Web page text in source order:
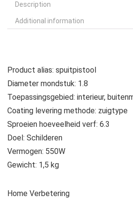
Description
Additional information
Product alias: spuitpistool
Diameter mondstuk: 1.8
Toepassingsgebied: interieur,
Coating levering methode: zuigtype
Sproeien hoeveelheid verf: 6.3
Doel: Schilderen
Vermogen: 550W
Gewicht: 1,5 kg
Home Verbetering